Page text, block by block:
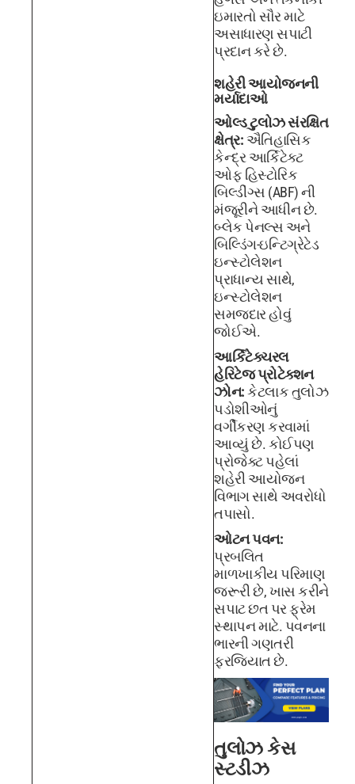
ઇમારતો સૌર માટે
અસાધારણ સપાટી
પ્રદાન કરે છે.
શહેરી આયોજનની
મર્યાદાઓ
ઓલ્ડ ટુલોઝ સંરક્ષિત
ક્ષેત્ર: ઐતિહાસિક
કેન્દ્ર આર્કિટેક્ટ
ઓફ હિસ્ટોરિક
બિલ્ડીંગ્સ (ABF) ની
મંજૂરીને આધીન છે.
બ્લેક પેનલ્સ અને
બિલ્ડિંગ-ઇન્ટિગ્રેટેડ
ઇન્સ્ટોલેશન
પ્રાધાન્ય સાથે,
ઇન્સ્ટોલેશન
સમજદાર હોવું
જોઈએ.
આર્કિટેક્ચરલ
હેરિટેજ પ્રોટેક્શન
ઝોન:કેટલાક તુલોઝ
પડોશીઓનું
વર્ગીકરણ કરવામાં
આવ્યું છે. કોઈપણ
પ્રોજેક્ટ પહેલાં
શહેરી આયોજન
વિભાગ સાથે અવરોધો
તપાસો.
ઓટન પવન:
પ્રબલિત
માળખાકીય પરિમાણ
જરૂરી છે, ખાસ કરીને
સપાટ છત પર ફ્રેમ
સ્થાપન માટે. પવનના
ભારની ગણતરી
ફરજિયાત છે.
તુલોઝ કેસ
સ્ટડીઝ